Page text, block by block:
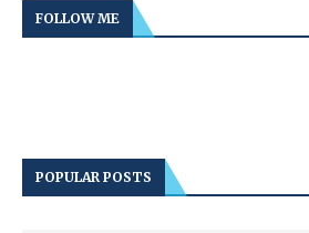
FOLLOW ME
POPULAR POSTS